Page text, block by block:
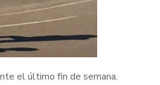
el último fin de semana.